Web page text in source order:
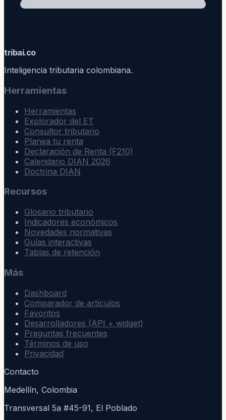
tribai.co
Inteligencia tributaria colombiana.
Herramientas
Herramientas
Explorador del ET
Consultor tributario
Planea tu renta
Declaración de Renta (F210)
Calendario DIAN 2026
Doctrina DIAN
Recursos
Glosario tributario
Indicadores económicos
Novedades normativas
Guías interactivas
Tablas de retención
Más
Dashboard
Comparador de artículos
Favoritos
Desarrolladores (API + widget)
Preguntas frecuentes
Términos de uso
Privacidad
Contacto
Medellín, Colombia
Transversal 5a #45-91, El Poblado